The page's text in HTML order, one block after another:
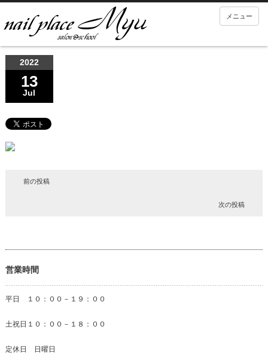
メニュー
2022
13
Jul
前の投稿
次の投稿
営業時間
平日 １０：００－１９：００
土祝日１０：００－１８：００
定休日 日曜日